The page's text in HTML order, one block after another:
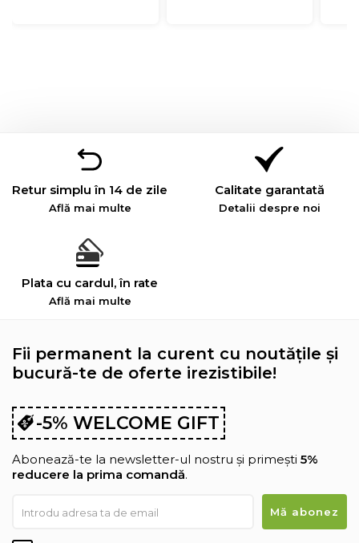
Retur simplu în 14 de zile
Află mai multe
Calitate garantată
Detalii despre noi
Plata cu cardul, în rate
Află mai multe
Fii permanent la curent cu noutățile și
bucură-te de oferte irezistibile!
-5% WELCOME GIFT
Abonează-te la newsletter-ul nostru și primești 5%
reducere la prima comandă.